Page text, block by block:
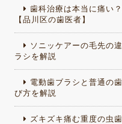
歯科治療は本当に痛い
【品川区の歯医者】
ソニッケアーの毛先の
ラシを解説
電動歯ブラシと普通の
び方を解説
ズキズキ痛む重度の虫